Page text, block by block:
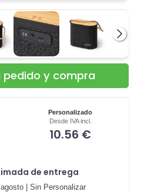
Personalizado
Desde IVA incl.
10.56 €
de entrega
| Sin Personalizar
pedido y compra